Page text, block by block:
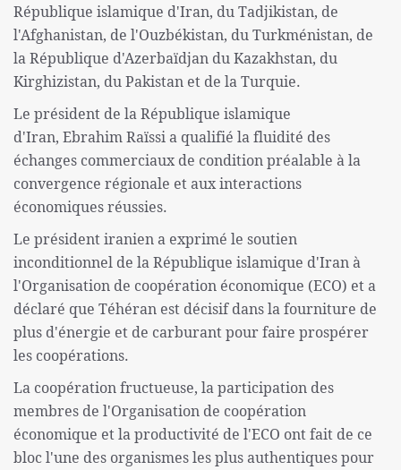
République islamique d'Iran, du Tadjikistan, de
l'Afghanistan, de l'Ouzbékistan, du Turkménistan, de
la République d'Azerbaïdjan du Kazakhstan, du
Kirghizistan, du Pakistan et de la Turquie.
Le président de la République islamique
d'Iran, Ebrahim Raïssi a qualifié la fluidité des
échanges commerciaux de condition préalable à la
convergence régionale et aux interactions
économiques réussies.
Le président iranien a exprimé le soutien
inconditionnel de la République islamique d'Iran à
l'Organisation de coopération économique (ECO) et a
déclaré que Téhéran est décisif dans la fourniture de
plus d'énergie et de carburant pour faire prospérer
les coopérations.
La coopération fructueuse, la participation des
membres de l'Organisation de coopération
économique et la productivité de l'ECO ont fait de ce
bloc l'une des organismes les plus authentiques pour